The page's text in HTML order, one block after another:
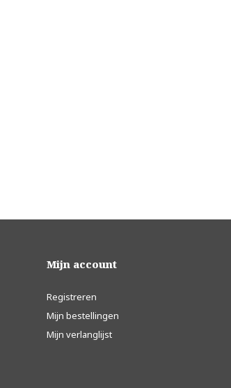
Mijn account
Registreren
Mijn bestellingen
Mijn verlanglijst